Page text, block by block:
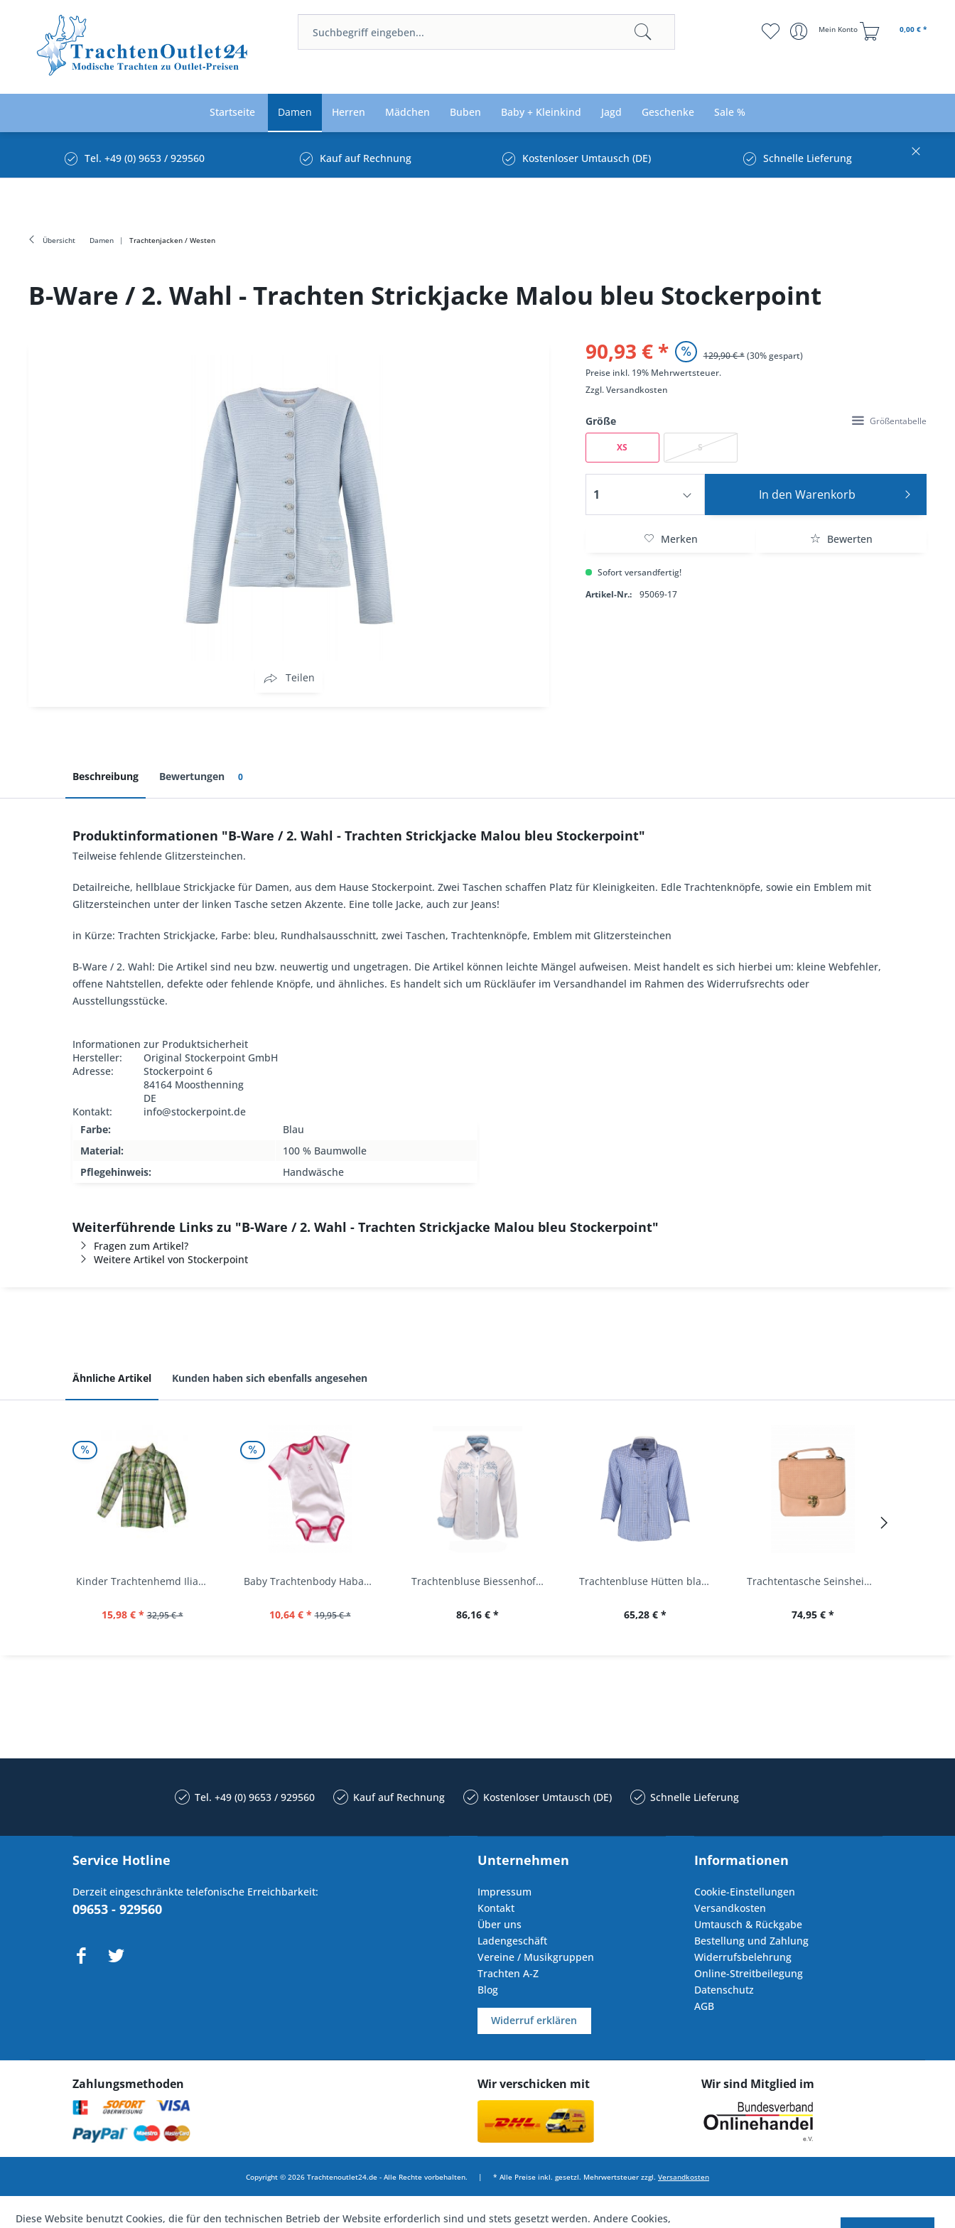
Mein Konto 0,00 € *
Startseite Damen Herren Mädchen Buben Baby + Kleinkind Jagd Geschenke Sale %
Tel. +49 (0) 9653 / 929560 Kauf auf Rechnung Kostenloser Umtausch (DE) Schnelle Lieferung
Übersicht Damen Trachtenjacken / Westen
B-Ware / 2. Wahl - Trachten Strickjacke Malou bleu Stockerpoint
Teilen
90,93 € * 129,90 € *(30% gespart)
Preise inkl. 19% Mehrwertsteuer.
Zzgl.Versandkosten
Größe Größentabelle
XS S
In den Warenkorb
Merken Bewerten
Sofort versandfertig!
Artikel-Nr.:
95069-17
Beschreibung Bewertungen 0
Produktinformationen "B-Ware / 2. Wahl - Trachten Strickjacke Malou bleu Stockerpoint"
Teilweise fehlende Glitzersteinchen.
Detailreiche, hellblaue Strickjacke für Damen, aus dem Hause Stockerpoint. Zwei Taschen schaffen Platz für Kleinigkeiten. Edle Trachtenknöpfe, sowie ein Emblem mit
Glitzersteinchen unter der linken Tasche setzen Akzente. Eine tolle Jacke, auch zur Jeans!
in Kürze: Trachten Strickjacke, Farbe: bleu, Rundhalsausschnitt, zwei Taschen, Trachtenknöpfe, Emblem mit Glitzersteinchen
B-Ware / 2. Wahl: Die Artikel sind neu bzw. neuwertig und ungetragen. Die Artikel können leichte Mängel aufweisen. Meist handelt es sich hierbei um: kleine Webfehler,
offene Nahtstellen, defekte oder fehlende Knöpfe, und ähnliches. Es handelt sich um Rückläufer im Versandhandel im Rahmen des Widerrufsrechts oder
Ausstellungsstücke.
Informationen zur Produktsicherheit
Hersteller:
Original Stockerpoint GmbH
Adresse:
Stockerpoint 6
84164 Moosthenning
DE
Kontakt:
info@stockerpoint.de
Farbe:
Blau
Material:
100 % Baumwolle
Pflegehinweis:
Handwäsche
Weiterführende Links zu "B-Ware / 2. Wahl - Trachten Strickjacke Malou bleu Stockerpoint"
Fragen zum Artikel?
Weitere Artikel von Stockerpoint
Ähnliche Artikel Kunden haben sich ebenfalls angesehen
Kinder Trachtenhemd Ilias giftgrün langarm...
15,98 € * 32,95 € *
Baby Trachtenbody Habach weiß/pink Isar Trachten
10,64 € * 19,95 € *
Trachtenbluse Biessenhofen weiß Langarm OS...
86,16 € *
Trachtenbluse Hütten blau 7/8 Arm OS Trachten
65,28 € *
Trachtentasche Seinsheim lachs rosa Werner...
74,95 € *
Tel. +49 (0) 9653 / 929560 Kauf auf Rechnung Kostenloser Umtausch (DE) Schnelle Lieferung
Service Hotline
Derzeit eingeschränkte telefonische Erreichbarkeit:
09653 - 929560
Unternehmen
Impressum
Kontakt
Über uns
Ladengeschäft
Vereine / Musikgruppen
Trachten A-Z
Blog
Widerruf erklären
Informationen
Cookie-Einstellungen
Versandkosten
Umtausch & Rückgabe
Bestellung und Zahlung
Widerrufsbelehrung
Online-Streitbeilegung
Datenschutz
AGB
Zahlungsmethoden Wir verschicken mit Wir sind Mitglied im
Copyright © 2026 Trachtenoutlet24.de - Alle Rechte vorbehalten. | * Alle Preise inkl. gesetzl. Mehrwertsteuer zzgl. Versandkosten
Diese Website benutzt Cookies, die für den technischen Betrieb der Website erforderlich sind und stets gesetzt werden. Andere Cookies,